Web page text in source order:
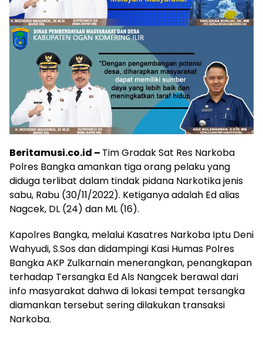
Beritamusi.co.id – Tim Gradak Sat Res Narkoba
Polres Bangka amankan tiga orang pelaku yang
diduga terlibat dalam tindak pidana Narkotika jenis
sabu, Rabu (30/11/2022). Ketiganya adalah Ed alias
Nagcek, DL (24) dan ML (16).
Kapolres Bangka, melalui Kasatres Narkoba Iptu Deni
Wahyudi, S.Sos dan didampingi Kasi Humas Polres
Bangka AKP Zulkarnain menerangkan, penangkapan
terhadap Tersangka Ed Als Nangcek berawal dari
info masyarakat dahwa di lokasi tempat tersangka
diamankan tersebut sering dilakukan transaksi
Narkoba.